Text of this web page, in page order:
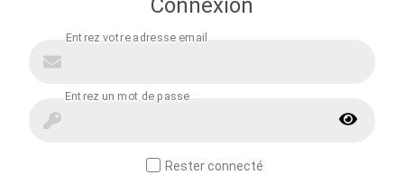
Connexion
Rester connecté